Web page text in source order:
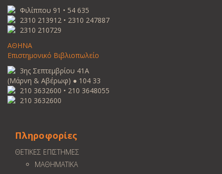
Φιλίππου 91 • 54 635
2310 213912 • 2310 247887
2310 210729
ΑΘΗΝΑ
Επιστημονικό Βιβλιοπωλείο
3ης Σεπτεμβρίου 41Α
(Μάρνη & Αβέρωφ) ● 104 33
210 3632600 • 210 3648055
210 3632600
Πληροφορίες
ΘΕΤΙΚΕΣ ΕΠΙΣΤΗΜΕΣ
ΜΑΘΗΜΑΤΙΚΑ